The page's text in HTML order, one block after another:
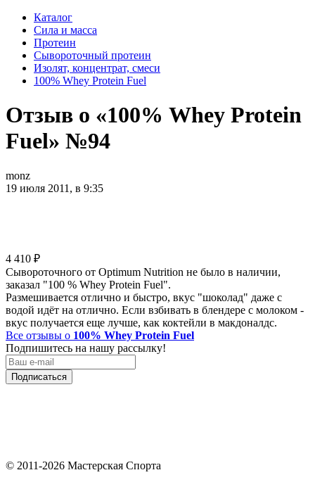
Каталог
Сила и масса
Протеин
Сывороточный протеин
Изолят, концентрат, смеси
100% Whey Protein Fuel
Отзыв о «100% Whey Protein
Fuel» №94
monz
19 июля 2011, в 9:35
4 410 ₽
Сывороточного от Optimum Nutrition не было в наличии,
заказал "100 % Whey Protein Fuel".
Размешивается отлично и быстро, вкус "шоколад" даже с
водой идёт на отлично. Если взбивать в блендере с молоком -
вкус получается еще лучше, как коктейли в макдоналдс.
Все отзывы о 100% Whey Protein Fuel
Подпишитесь на нашу рассылку!
Подписаться
© 2011-2026 Мастерская Спорта